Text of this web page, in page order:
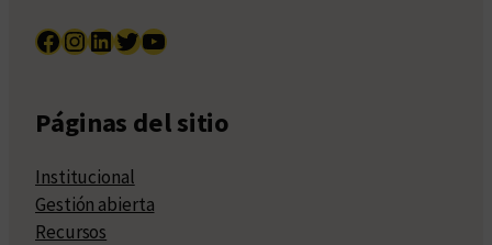
Facebook InstagramLinkedIn Twitter YouTube
Páginas del sitio
Institucional
Gestión abierta
Recursos